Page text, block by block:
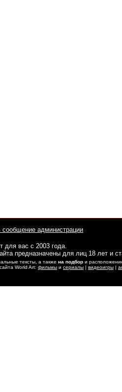
сообщение администрации
для вас с 2003 года.
предназначены для лиц 18 лет и
тексты, а также на подбор и
World Art: фильмы и сериалы | видеоигры |